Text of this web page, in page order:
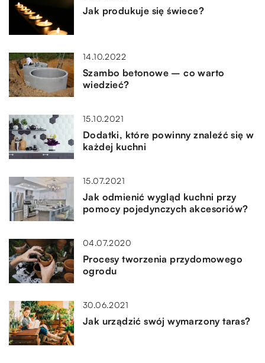
Jak produkuje się świece?
14.10.2022
Szambo betonowe – co warto
wiedzieć?
15.10.2021
Dodatki, które powinny znaleźć się w
każdej kuchni
15.07.2021
Jak odmienić wygląd kuchni przy
pomocy pojedynczych akcesoriów?
04.07.2020
Procesy tworzenia przydomowego
ogrodu
30.06.2021
Jak urządzić swój wymarzony taras?